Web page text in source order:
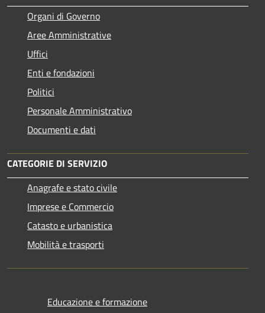
Organi di Governo
Aree Amministrative
Uffici
Enti e fondazioni
Politici
Personale Amministrativo
Documenti e dati
CATEGORIE DI SERVIZIO
Anagrafe e stato civile
Imprese e Commercio
Catasto e urbanistica
Mobilità e trasporti
Educazione e formazione